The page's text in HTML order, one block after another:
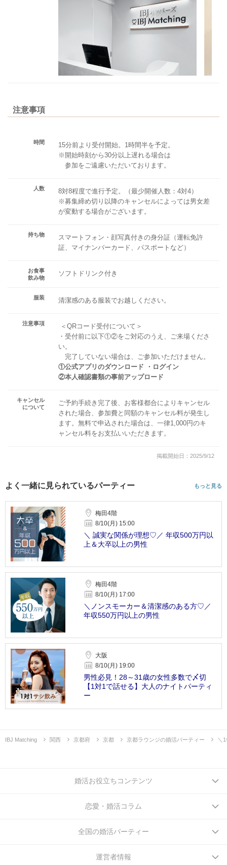
注意事項
時間
15分前より受付開始。1時間半を予定。
※開始時刻から30分以上遅れる場合は
参加をご遠慮いただいております。
人数
8対8程度で進行予定。（最少開催人数：4対4）
※募集締め切り以降のキャンセルによっては男女差
が変動する場合がございます。
持ち物
スマートフォン・顔写真付きの身分証（運転免許
証、マイナンバーカード、パスポートなど）
お食事
飲み物
ソフトドリンク付き
服装 清潔感のある服装でお越しください。
注意事項
＜QRコード受付について＞
・受付前に以下①②をご対応のうえ、ご来場くださ
い。
完了していない場合は、ご参加いただけません。
①公式アプリのダウンロード ・ログイン
②本人確認書類の事前アップロード
キャンセル
について
ご予約手続き完了後、お客様都合によりキャンセル
された場合、参加費と同額のキャンセル料が発生し
ます。無料で申込された場合は、一律1,000円のキ
ャンセル料をお支払いいただきます。
掲載開始日：2025/9/12
よく一緒に見られているパーティー もっと見る
梅田4階
8/10(月) 15:00
＼ 誠実な関係が理想♡／ 年収500万円以
上＆大卒以上の男性
梅田4階
8/10(月) 17:00
＼ノンスモーカー＆清潔感のある方♡／
年収550万円以上の男性
大阪
8/10(月) 19:00
男性必見！28～31歳の女性多数で〆切
【1対1で話せる】大人のナイトパーティ
ー
IBJ Matching 関西 京都府 京都 京都ラウンジの婚活パーティー ＼
婚活お役立ちコンテンツ
恋愛・婚活コラム
全国の婚活パーティー
運営者情報